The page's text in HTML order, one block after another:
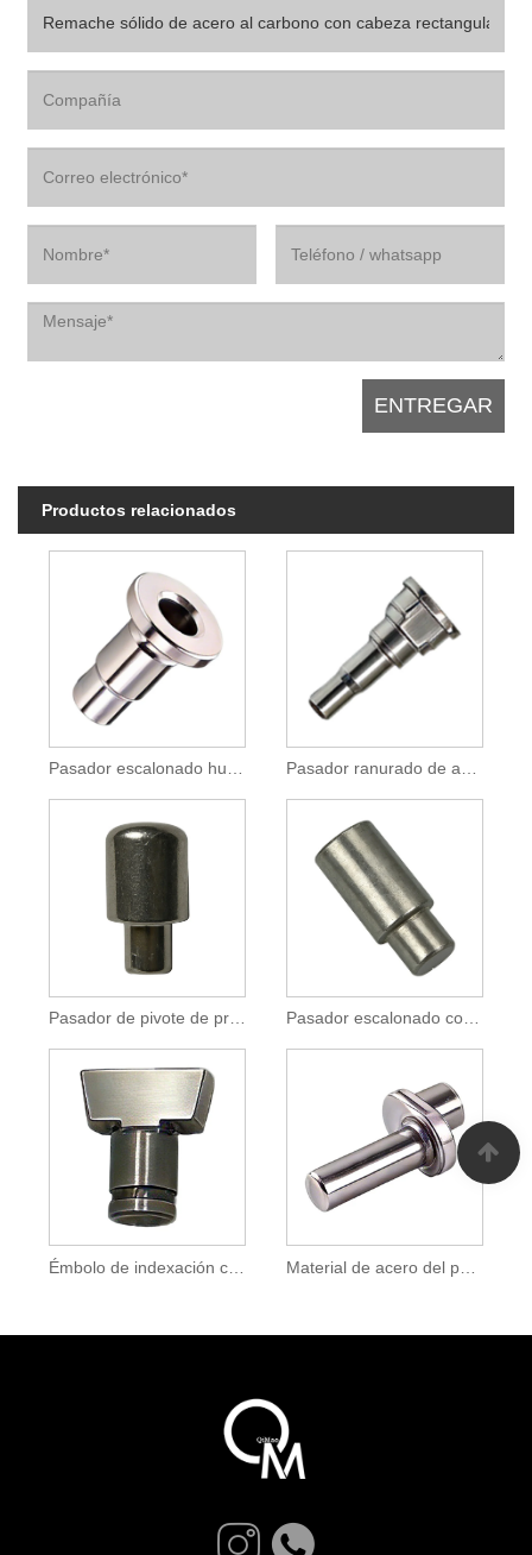
Productos relacionados
Pasador de pivote de precisión de rumbo frío para ensamblaje de bocina automotriz
Émbolo de indexación con pasador de bloqueo con mango en T para posicionamiento de accesorios